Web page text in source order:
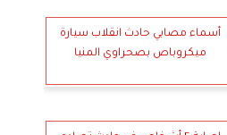
أسماء مصابي حادث انقلاب سيارة
ميكروباص بصحراوي المنيا